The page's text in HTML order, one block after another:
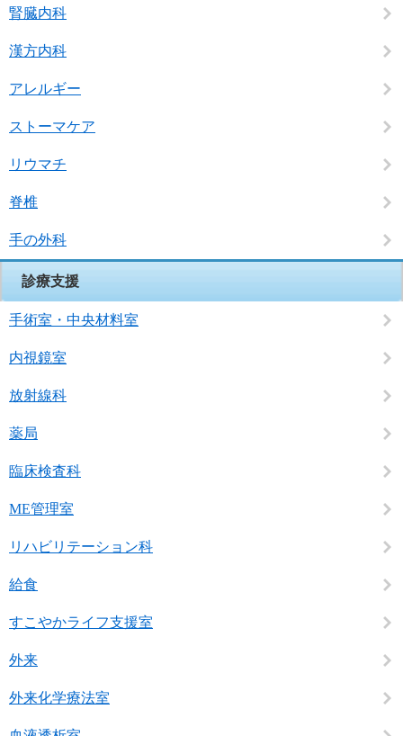
腎臓内科
漢方内科
アレルギー
ストーマケア
リウマチ
脊椎
手の外科
診療支援
手術室・中央材料室
内視鏡室
放射線科
薬局
臨床検査科
ME管理室
リハビリテーション科
給食
すこやかライフ支援室
外来
外来化学療法室